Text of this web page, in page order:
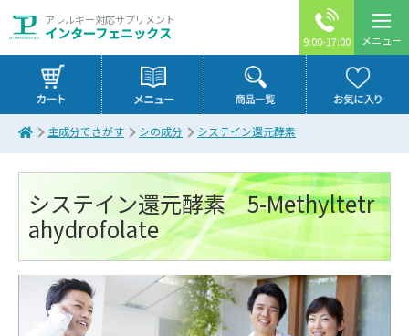
アレルギー対応サプリメント
インターフェニックス 9:00-17:00 メニュー
主成分でさがす シの成分 システイン還元酵素
システイン還元酵素 5-Methyltetr
ahydrofolate